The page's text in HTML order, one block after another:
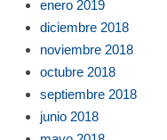
enero 2019
diciembre 2018
noviembre 2018
octubre 2018
septiembre 2018
junio 2018